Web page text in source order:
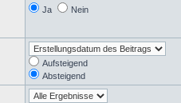
Ja Nein
Aufsteigend
Absteigend